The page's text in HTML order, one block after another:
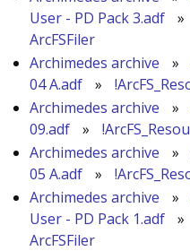
User - PD Pack 3.adf
»
ArcFSFiler
Archimedes archive
»
04 A.adf
»
Archimedes archive
»
09.adf
»
Archimedes archive
»
05 A.adf
»
Archimedes archive
»
User - PD Pack 1.adf
»
ArcFSFiler